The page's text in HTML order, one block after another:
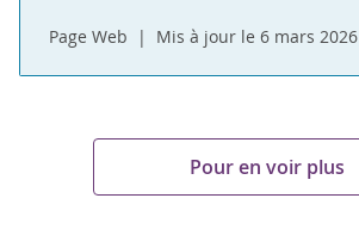
Page Web Mis à jour le 6 mars 2026
Pour en voir plus